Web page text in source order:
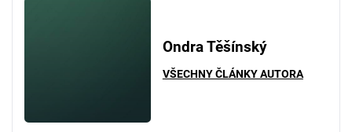
Ondra Těšínský
VŠECHNY ČLÁNKY AUTORA